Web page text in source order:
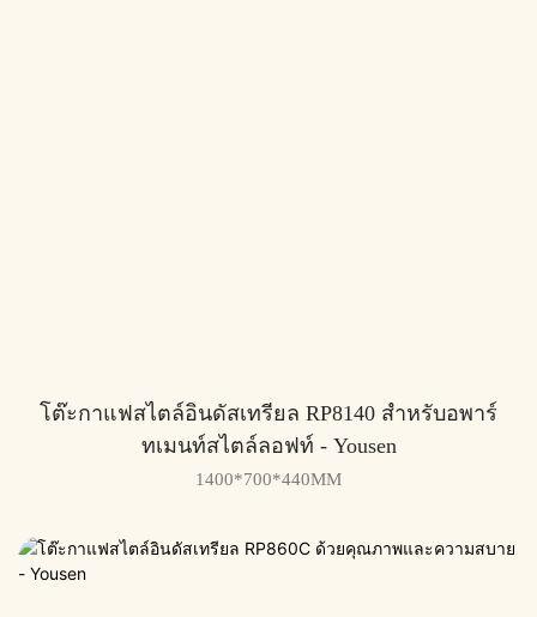
โต๊ะกาแฟสไตล์อินดัสเทรียล RP8140 สำหรับอพาร์
ทเมนท์สไตล์ลอฟท์ - Yousen
1400*700*440MM